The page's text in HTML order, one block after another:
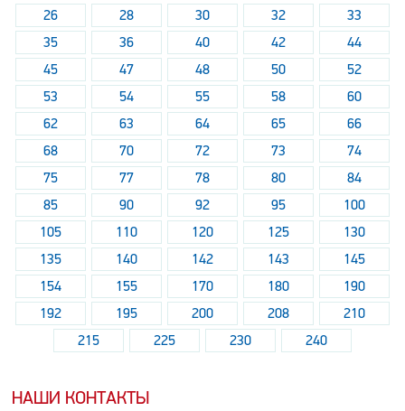
26 28 30 32
33
35
36 40 42
44
45
47 48 50
52
53
54 55 58
60
62
63 64 65
66
68
70 72 73
74
75
77 78 80
84
85
90 92 95
100
105
110 120 125
130
135
140 142 143
145
154
155 170 180
190
192
195 200 208
210
215
225 230 240
НАШИ КОНТАКТЫ